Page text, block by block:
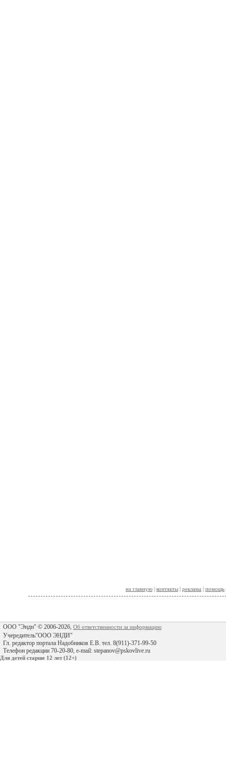
на главную | контакты | реклама | помощь
ООО "Энди" © 2006-2026, Об ответственности за информацию
Учередитель"ООО ЭНДИ"
Гл. редактор портала Надобников Е.В. тел. 8(911)-371-99-50
Телефон редакции 70-20-80, e-mail: stepanov@pskovlive.ru
Для детей старше 12 лет (12+)